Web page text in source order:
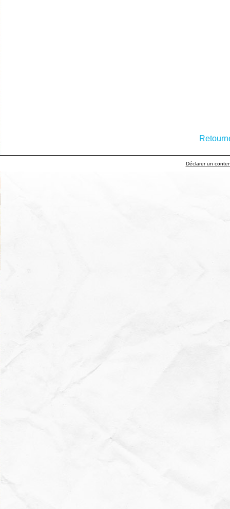
Déclarer un